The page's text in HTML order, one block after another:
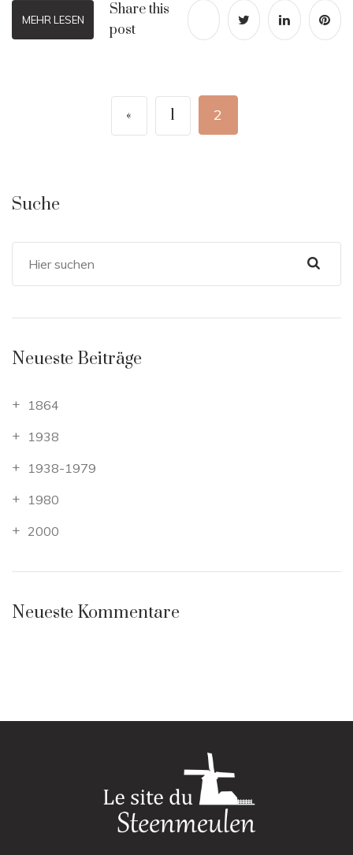
MEHR LESEN
Share this
post
« 1 2
Suche
Neueste Beiträge
1864
1938
1938-1979
1980
2000
Neueste Kommentare